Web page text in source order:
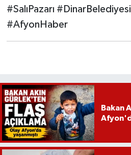
#SalıPazarı
#AfyonHaber
Bakan